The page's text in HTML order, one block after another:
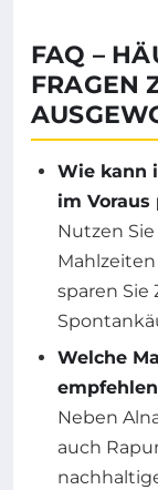
FAQ –
FRAGEN
Wie kann
im Voraus
Nutzen
sparen
Welche
Neben
auch